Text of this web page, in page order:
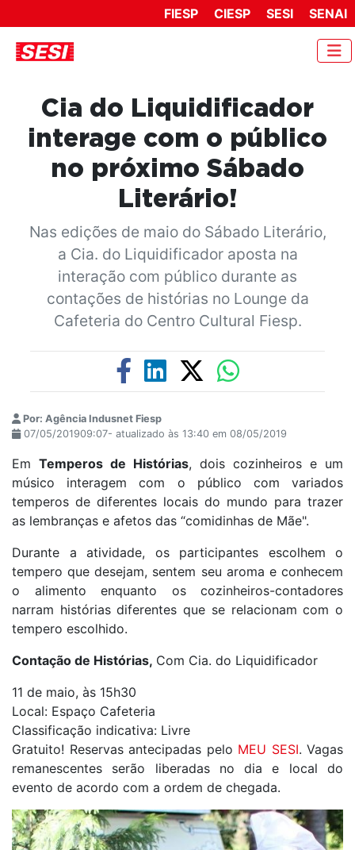
FIESP CIESP SESI SENAI
Cia do Liquidificador
interage com o público
no próximo Sábado
Literário!
Nas edições de maio do Sábado Literário,
a Cia. do Liquidificador aposta na
interação com público durante as
contações de histórias no Lounge da
Cafeteria do Centro Cultural Fiesp.
Por: Agência Indusnet Fiesp
07/05/201909:07- atualizado às 13:40 em 08/05/2019
Em Temperos de Histórias, dois cozinheiros e um
músico interagem com o público com variados
temperos de diferentes locais do mundo para trazer
as lembranças e afetos das “comidinhas de Mãe".
Durante a atividade, os participantes escolhem o
tempero que desejam, sentem seu aroma e conhecem
o alimento enquanto os cozinheiros-contadores
narram histórias diferentes que se relacionam com o
tempero escolhido.
Contação de Histórias, Com Cia. do Liquidificador
11 de maio, às 15h30
Local: Espaço Cafeteria
Classificação indicativa: Livre
Gratuito! Reservas antecipadas pelo MEU SESI. Vagas
remanescentes serão liberadas no dia e local do
evento de acordo com a ordem de chegada.